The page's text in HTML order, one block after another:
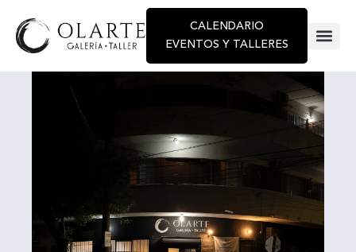
CALENDARIO
EVENTOS Y TALLERES